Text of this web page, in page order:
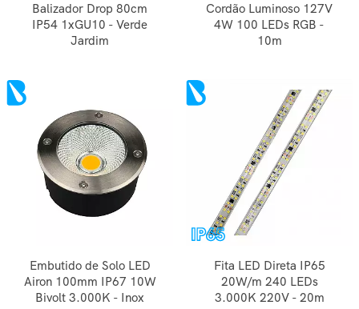
Balizador Drop 80cm
IP54 1xGU10 - Verde
Jardim
Cordão Luminoso 127V
4W 100 LEDs RGB -
10m
Embutido de Solo LED
Airon 100mm IP67 10W
Bivolt 3.000K - Inox
Fita LED Direta IP65
20W/m 240 LEDs
3.000K 220V - 20m